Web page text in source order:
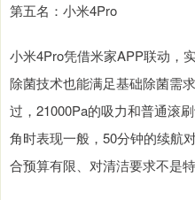
第五名：小米4Pro
小米4Pro凭借米家APP联动，
除菌技术也能满足基础除菌需
过，21000Pa的吸力和普通滚
角时表现一般，50分钟的续航
合预算有限、对清洁要求不是特